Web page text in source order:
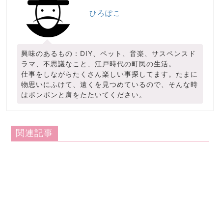
ひろぽこ
興味のあるもの：DIY、ペット、音楽、サスペンスド
ラマ、不思議なこと、江戸時代の町民の生活。
仕事をしながらたくさん楽しい事探してます。たまに
物思いにふけて、遠くを見つめているので、そんな時
はポンポンと肩をたたいてください。
関連記事